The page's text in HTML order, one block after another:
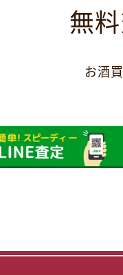
無
お酒